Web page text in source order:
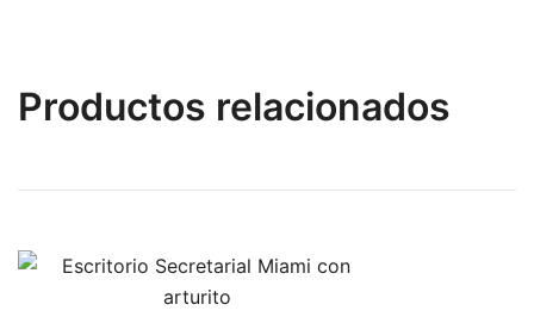
Productos relacionados